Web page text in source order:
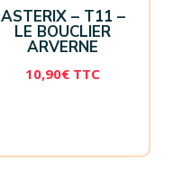
ASTERIX – T11 –
LE BOUCLIER
ARVERNE
10,90€ TTC